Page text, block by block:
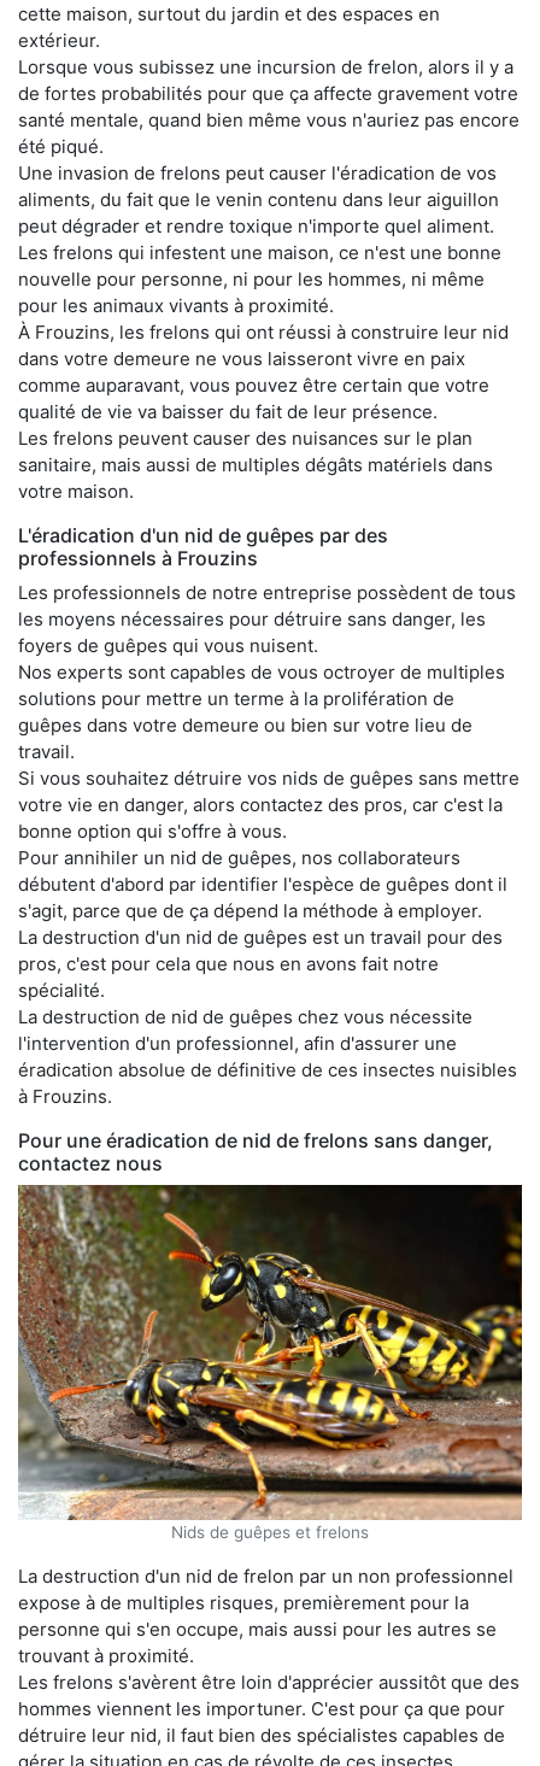
cette maison, surtout du jardin et des espaces en
extérieur.
Lorsque vous subissez une incursion de frelon, alors il y a
de fortes probabilités pour que ça affecte gravement votre
santé mentale, quand bien même vous n'auriez pas encore
été piqué.
Une invasion de frelons peut causer l'éradication de vos
aliments, du fait que le venin contenu dans leur aiguillon
peut dégrader et rendre toxique n'importe quel aliment.
Les frelons qui infestent une maison, ce n'est une bonne
nouvelle pour personne, ni pour les hommes, ni même
pour les animaux vivants à proximité.
À Frouzins, les frelons qui ont réussi à construire leur nid
dans votre demeure ne vous laisseront vivre en paix
comme auparavant, vous pouvez être certain que votre
qualité de vie va baisser du fait de leur présence.
Les frelons peuvent causer des nuisances sur le plan
sanitaire, mais aussi de multiples dégâts matériels dans
votre maison.
L'éradication d'un nid de guêpes par des
professionnels à Frouzins
Les professionnels de notre entreprise possèdent de tous
les moyens nécessaires pour détruire sans danger, les
foyers de guêpes qui vous nuisent.
Nos experts sont capables de vous octroyer de multiples
solutions pour mettre un terme à la prolifération de
guêpes dans votre demeure ou bien sur votre lieu de
travail.
Si vous souhaitez détruire vos nids de guêpes sans mettre
votre vie en danger, alors contactez des pros, car c'est la
bonne option qui s'offre à vous.
Pour annihiler un nid de guêpes, nos collaborateurs
débutent d'abord par identifier l'espèce de guêpes dont il
s'agit, parce que de ça dépend la méthode à employer.
La destruction d'un nid de guêpes est un travail pour des
pros, c'est pour cela que nous en avons fait notre
spécialité.
La destruction de nid de guêpes chez vous nécessite
l'intervention d'un professionnel, afin d'assurer une
éradication absolue de définitive de ces insectes nuisibles
à Frouzins.
Pour une éradication de nid de frelons sans danger,
contactez nous
Nids de guêpes et frelons
La destruction d'un nid de frelon par un non professionnel
expose à de multiples risques, premièrement pour la
personne qui s'en occupe, mais aussi pour les autres se
trouvant à proximité.
Les frelons s'avèrent être loin d'apprécier aussitôt que des
hommes viennent les importuner. C'est pour ça que pour
détruire leur nid, il faut bien des spécialistes capables de